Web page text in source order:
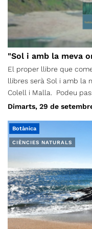
"Sol i amb la meva
El proper llibre que
llibres serà Sol i amb la
Colell i Malla. Podeu passar a buscar el llibre en préstec a la
Secretaria del CET, de
Cal fer inscripció al
llibre com no, per saber
Dimarts, 29 de
CIÈNCIES NATURALS
Botànica